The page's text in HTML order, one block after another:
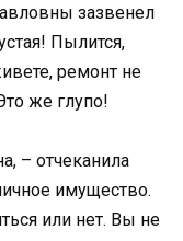
зазвенел
Пылится,
ремонт не
же глупо!
– отчеканила
имущество.
или нет. Вы не